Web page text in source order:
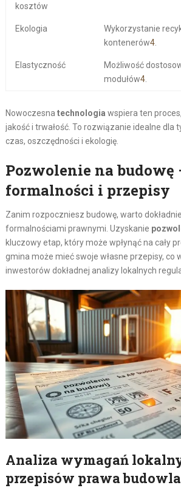
kosztów
Ekologia
Wykorzystanie
kontenerów4.
Elastyczność
Możliwość
modułów4.
Nowoczesna technologia wspiera ten
jakość i trwałość. To rozwiązanie idealne dla
czas, oszczędności i ekologię.
Pozwolenie na budowę
formalności i przepisy
Zanim rozpoczniesz budowę, warto
formalnościami prawnymi. Uzyskanie
kluczowy etap, który może wpłynąć na cały
gmina może mieć swoje własne przepisy, co
inwestorów dokładnej analizy lokalnych
Analiza wymagań
przepisów prawa